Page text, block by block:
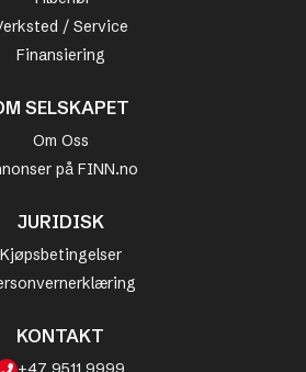
/ Service
Finansiering
SELSKAPET
Om Oss
på FINN.no
JURIDISK
Kjøpsbetingelser
KONTAKT